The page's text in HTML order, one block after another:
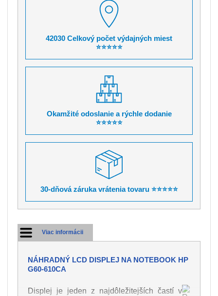
42030 Celkový počet výdajných miest
⭐⭐⭐⭐⭐
Okamžité odoslanie a rýchle dodanie
⭐⭐⭐⭐⭐
30-dňová záruka vrátenia tovaru ⭐⭐⭐⭐⭐
Viac informácii
NÁHRADNÝ LCD DISPLEJ NA NOTEBOOK HP
G60-610CA
Displej je jeden z najdôležitejších častí v